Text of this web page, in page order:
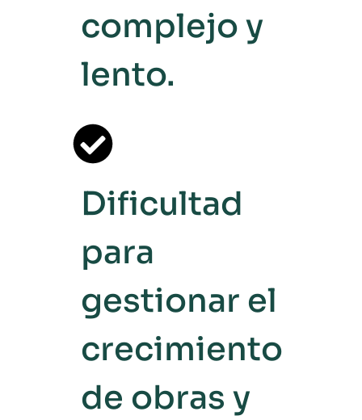
complejo y
lento.
Dificultad
para
gestionar el
crecimiento
de obras y